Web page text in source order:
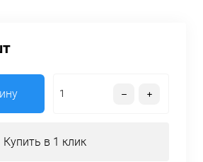
Купить в 1 клик